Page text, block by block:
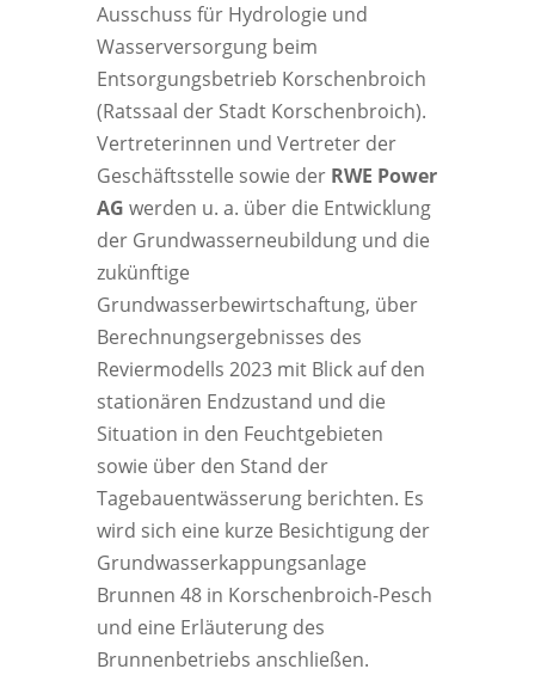
Ausschuss für Hydrologie und
Wasserversorgung beim
Entsorgungsbetrieb Korschenbroich
(Ratssaal der Stadt Korschenbroich).
Vertreterinnen und Vertreter der
Geschäftsstelle sowie der RWE Power
AG werden u. a. über die Entwicklung
der Grundwasserneubildung und die
zukünftige
Grundwasserbewirtschaftung, über
Berechnungsergebnisses des
Reviermodells 2023 mit Blick auf den
stationären Endzustand und die
Situation in den Feuchtgebieten
sowie über den Stand der
Tagebauentwässerung berichten. Es
wird sich eine kurze Besichtigung der
Grundwasserkappungsanlage
Brunnen 48 in Korschenbroich-Pesch
und eine Erläuterung des
Brunnenbetriebs anschließen.